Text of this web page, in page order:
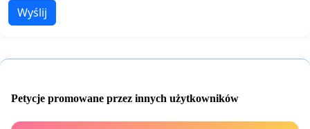
Wyślij
Petycje promowane przez innych użytkowników